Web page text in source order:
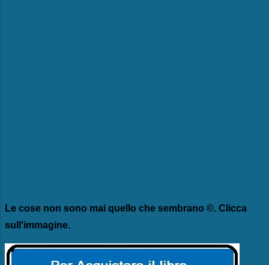
Le cose non sono mai quello che sembrano ©. Clicca
sull'immagine.